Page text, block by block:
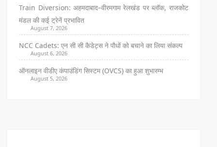
Train Diversion: अहमदाबाद–वीरमगाम रेलखंड पर ब्लॉक, राजकोट
मंडल की कई ट्रेनें प्रभावित
August 7, 2026
NCC Cadets: एन सी सी कैडेट्स ने पौधों को बचाने का लिया संकल्प
August 6, 2026
ऑनलाइन वीडीए कंपाउंडिंग सिस्टम (OVCS) का हुआ शुभारम्भ
August 5, 2026